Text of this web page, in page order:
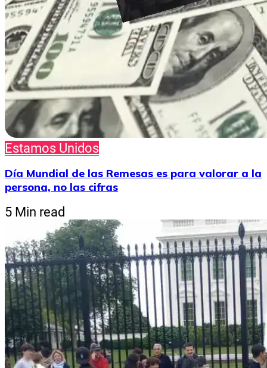
Estamos Unidos
Día Mundial de las Remesas es para valorar a la
persona, no las cifras
5 Min read